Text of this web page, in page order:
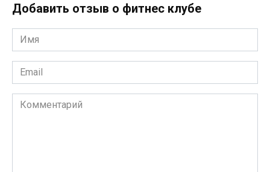
Добавить отзыв о фитнес клубе
Имя
*
Email
*
Комментарий